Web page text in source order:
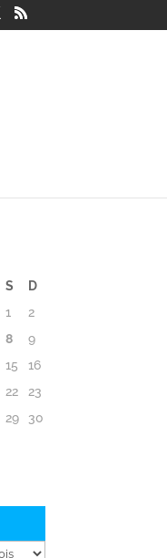
S
D
1
2
8
9
15
16
22
23
29
30